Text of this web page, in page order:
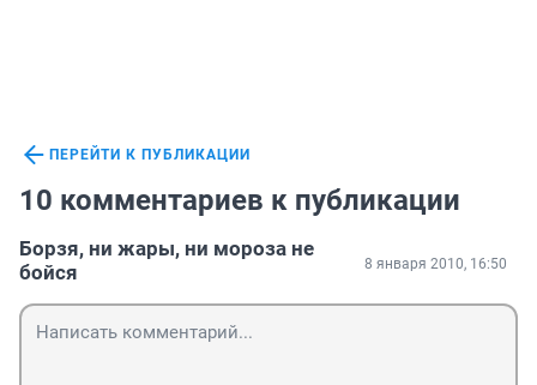
ПЕРЕЙТИ К ПУБЛИКАЦИИ
10 комментариев к публикации
Борзя, ни жары, ни мороза не
бойся
8 января 2010, 16:50